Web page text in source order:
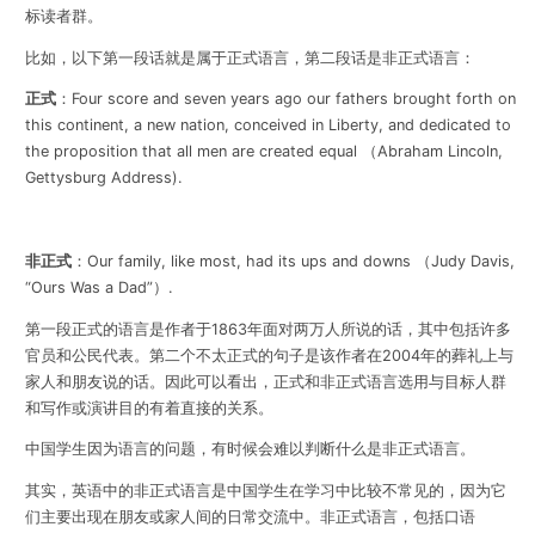
标读者群。
比如，以下第一段话就是属于正式语言，第二段话是非正式语言：
正式：Four score and seven years ago our fathers brought forth on
this continent, a new nation, conceived in Liberty, and dedicated to
the proposition that all men are created equal （Abraham Lincoln,
Gettysburg Address).
非正式：Our family, like most, had its ups and downs （Judy Davis,
“Ours Was a Dad”）.
第一段正式的语言是作者于1863年面对两万人所说的话，其中包括许多
官员和公民代表。第二个不太正式的句子是该作者在2004年的葬礼上与
家人和朋友说的话。因此可以看出，正式和非正式语言选用与目标人群
和写作或演讲目的有着直接的关系。
中国学生因为语言的问题，有时候会难以判断什么是非正式语言。
其实，英语中的非正式语言是中国学生在学习中比较不常见的，因为它
们主要出现在朋友或家人间的日常交流中。非正式语言，包括口语